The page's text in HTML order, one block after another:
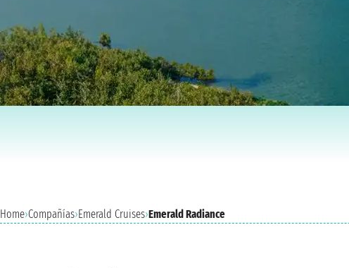
Home›Compañías›Emerald Cruises›Emerald Radiance